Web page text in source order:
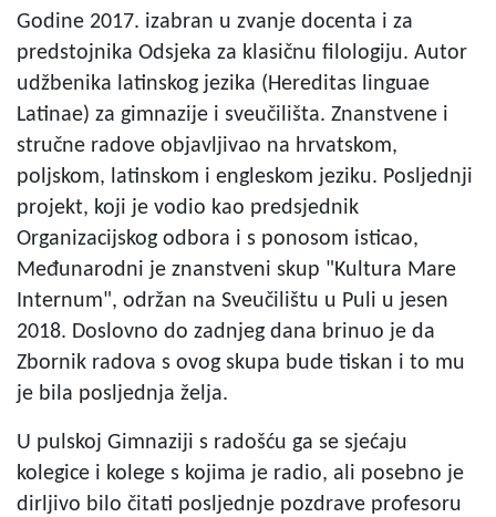
Godine 2017. izabran u zvanje docenta i za
predstojnika Odsjeka za klasičnu filologiju. Autor
udžbenika latinskog jezika (Hereditas linguae
Latinae) za gimnazije i sveučilišta. Znanstvene i
stručne radove objavljivao na hrvatskom,
poljskom, latinskom i engleskom jeziku. Posljednji
projekt, koji je vodio kao predsjednik
Organizacijskog odbora i s ponosom isticao,
Međunarodni je znanstveni skup "Kultura Mare
Internum", održan na Sveučilištu u Puli u jesen
2018. Doslovno do zadnjeg dana brinuo je da
Zbornik radova s ovog skupa bude tiskan i to mu
je bila posljednja želja.
U pulskoj Gimnaziji s radošću ga se sjećaju
kolegice i kolege s kojima je radio, ali posebno je
dirljivo bilo čitati posljednje pozdrave profesoru